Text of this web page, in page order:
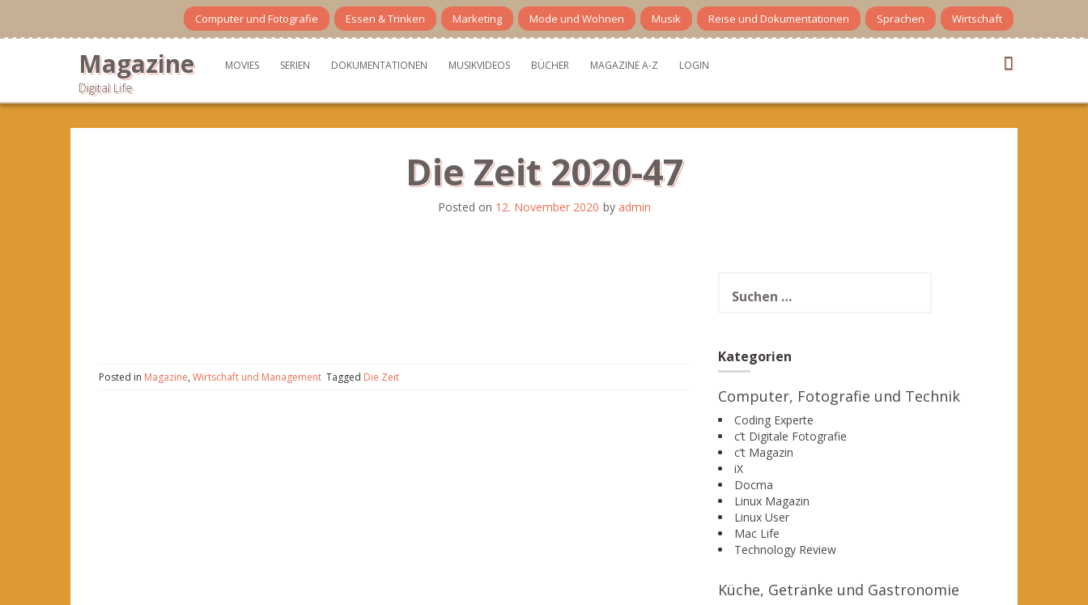
content
Computer und Fotografie Essen & Trinken Marketing Mode und Wohnen Musik Reise und Dokumentationen Sprachen Wirtschaft
Magazine
Digital Life
MOVIES SERIEN DOKUMENTATIONEN MUSIKVIDEOS BÜCHER MAGAZINE A-Z LOGIN
Die Zeit 2020-47
Posted on 12. November 2020 by admin
Posted in Magazine, Wirtschaft und Management Tagged Die Zeit
nach:
Kategorien
Computer, Fotografie und Technik
Coding Experte
c’t Digitale Fotografie
c’t Magazin
iX
Docma
Linux Magazin
Linux User
Mac Life
Technology Review
Küche, Getränke und Gastronomie